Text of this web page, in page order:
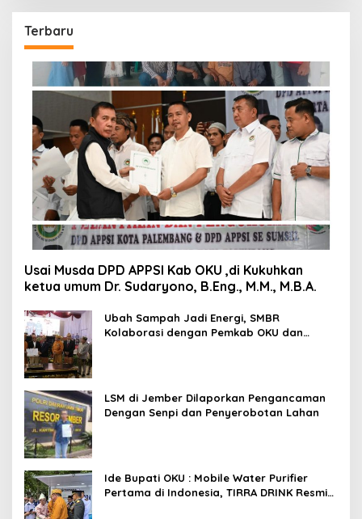
Terbaru
Usai Musda DPD APPSI Kab OKU ,di Kukuhkan
ketua umum Dr. Sudaryono, B.Eng., M.M., M.B.A.
Ubah Sampah Jadi Energi, SMBR
Kolaborasi dengan Pemkab OKU dan
LSM di Jember Dilaporkan Pengancaman
Dengan Senpi dan Penyerobotan Lahan
Ide Bupati OKU : Mobile Water Purifier
Pertama di Indonesia, TIRRA DRINK Resmi